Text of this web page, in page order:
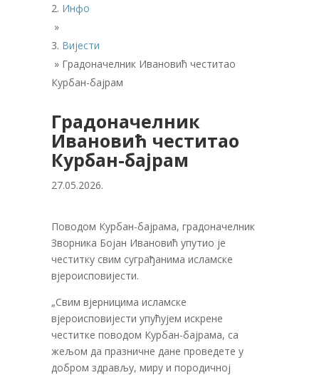
Инфо
»
Вијести
» Градоначелник Ивановић честитао
Курбан-бајрам
Градоначелник
Ивановић честитао
Курбан-бајрам
27.05.2026.
Поводом Курбан-бајрама, градоначелник
Зворника Бојан Ивановић упутио је
честитку свим суграђанима исламске
вјероисповијести.
„Свим вјерницима исламске
вјероисповијести упућујем искрене
честитке поводом Курбан-бајрама, са
жељом да празничне дане проведете у
добром здрављу, миру и породичној